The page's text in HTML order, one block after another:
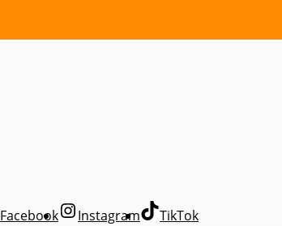
Facebook Instagram TikTok